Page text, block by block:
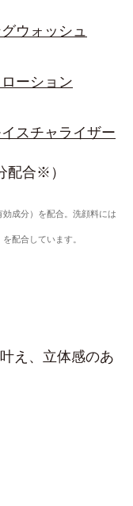
ウォッシュ
ーション
スチャライザー
配合※）
成分）を配合。洗顔料には
配合しています。
え、立体感のあ